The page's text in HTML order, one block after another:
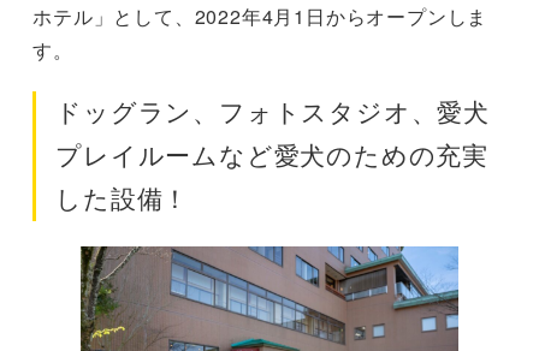
ホテル」として、2022年4月1日からオープンしま
す。
ドッグラン、フォトスタジオ、愛犬
プレイルームなど愛犬のための充実
した設備！